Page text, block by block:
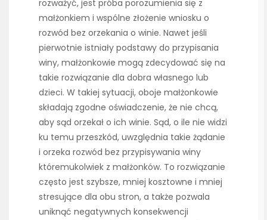
rozważyć, jest próba porozumienia się z
małżonkiem i wspólne złożenie wniosku o
rozwód bez orzekania o winie. Nawet jeśli
pierwotnie istniały podstawy do przypisania
winy, małżonkowie mogą zdecydować się na
takie rozwiązanie dla dobra własnego lub
dzieci. W takiej sytuacji, oboje małżonkowie
składają zgodne oświadczenie, że nie chcą,
aby sąd orzekał o ich winie. Sąd, o ile nie widzi
ku temu przeszkód, uwzględnia takie żądanie
i orzeka rozwód bez przypisywania winy
któremukolwiek z małżonków. To rozwiązanie
często jest szybsze, mniej kosztowne i mniej
stresujące dla obu stron, a także pozwala
uniknąć negatywnych konsekwencji